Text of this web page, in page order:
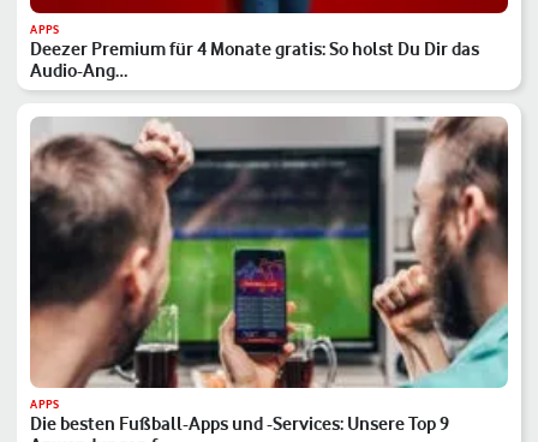
APPS
Deezer Premium für 4 Monate gratis: So holst Du Dir das
Audio-Ang…
APPS
Die besten Fußball-Apps und -Services: Unsere Top 9